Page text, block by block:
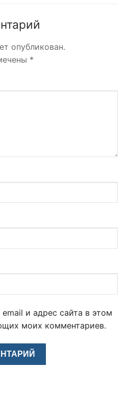
опубликован.
*
и адрес сайта в этом
моих комментариев.